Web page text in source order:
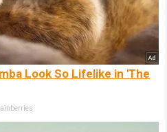
Look So Lifelike in 'The